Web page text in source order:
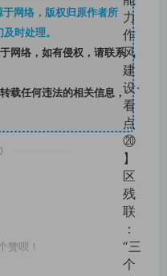
网络，版权归原作者所
时处理。
网络，如有侵权，请联系
载任何违法的相关信息，
赞呗！